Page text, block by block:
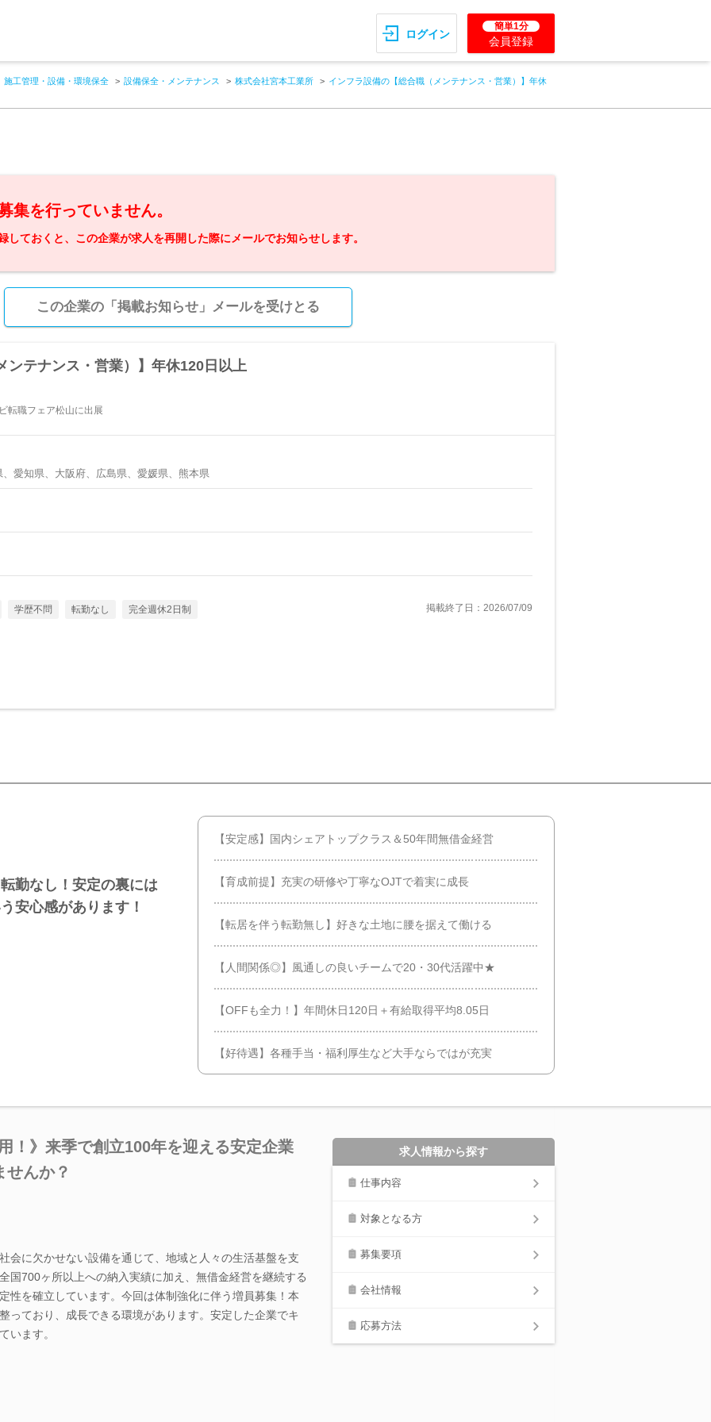
ログイン
簡単1分
会員登録
施工管理・設備・環境保全 設備保全・メンテナンス 株式会社宮本工業所 インフラ設備の【総合職（メンテナンス・営業）】年休
集を行っていません。
しておくと、この企業が求人を再開した際にメールでお知らせします。
この企業の「掲載お知らせ」メールを受けとる
ンテナンス・営業）】年休120日以上
転職フェア松山に出展
愛知県、大阪府、広島県、愛媛県、熊本県
学歴不問 転勤なし 完全週休2日制 掲載終了日：2026/07/09
勤なし！安定の裏には
安心感があります！
【安定感】国内シェアトップクラス＆50年間無借金経営
【育成前提】充実の研修や丁寧なOJTで着実に成長
【転居を伴う転勤無し】好きな土地に腰を据えて働ける
【人間関係◎】風通しの良いチームで20・30代活躍中★
【OFFも全力！】年間休日120日＋有給取得平均8.05日
【好待遇】各種手当・福利厚生など大手ならではが充実
！》来季で創立100年を迎える安定企業
せんか？
会に欠かせない設備を通じて、地域と人々の生活基盤を支
国700ヶ所以上への納入実績に加え、無借金経営を継続する
性を確立しています。今回は体制強化に伴う増員募集！本
っており、成長できる環境があります。安定した企業でキ
います。
求人情報から探す
仕事内容
対象となる方
募集要項
会社情報
応募方法